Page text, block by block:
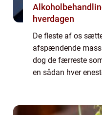
hverdagen
De fleste af os
afspændende
dog de færreste
en sådan hver